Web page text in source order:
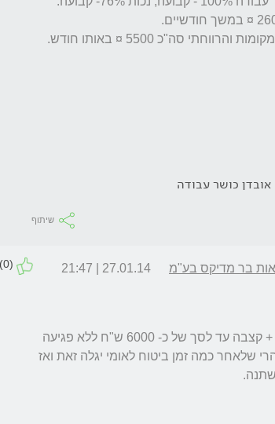
אובדן כושר עבודה
שיתוף
בר מדיקס בע"מ 27.01.14 | 21:47
(0)